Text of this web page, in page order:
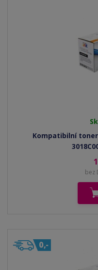
Kompatibilní toner
bez